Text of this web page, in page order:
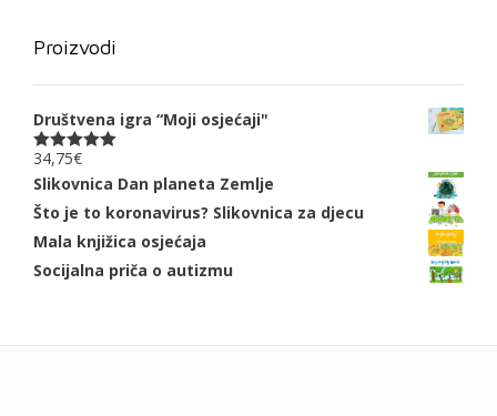
Proizvodi
Društvena igra “Moji osjećaji"
Ocjenjeno
5.00 od 5
34,75€
Slikovnica Dan planeta Zemlje
Što je to koronavirus? Slikovnica za djecu
Mala knjižica osjećaja
Socijalna priča o autizmu